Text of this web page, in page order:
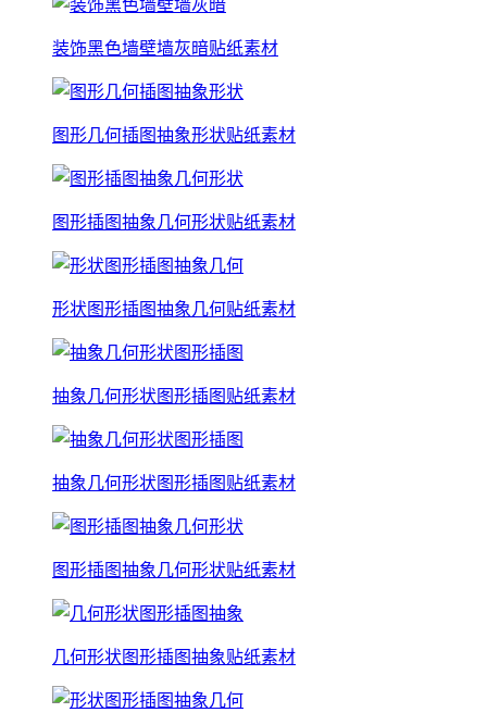
装饰黑色墙壁墙灰暗贴纸素材
图形几何插图抽象形状贴纸素材
图形插图抽象几何形状贴纸素材
形状图形插图抽象几何贴纸素材
抽象几何形状图形插图贴纸素材
抽象几何形状图形插图贴纸素材
图形插图抽象几何形状贴纸素材
几何形状图形插图抽象贴纸素材